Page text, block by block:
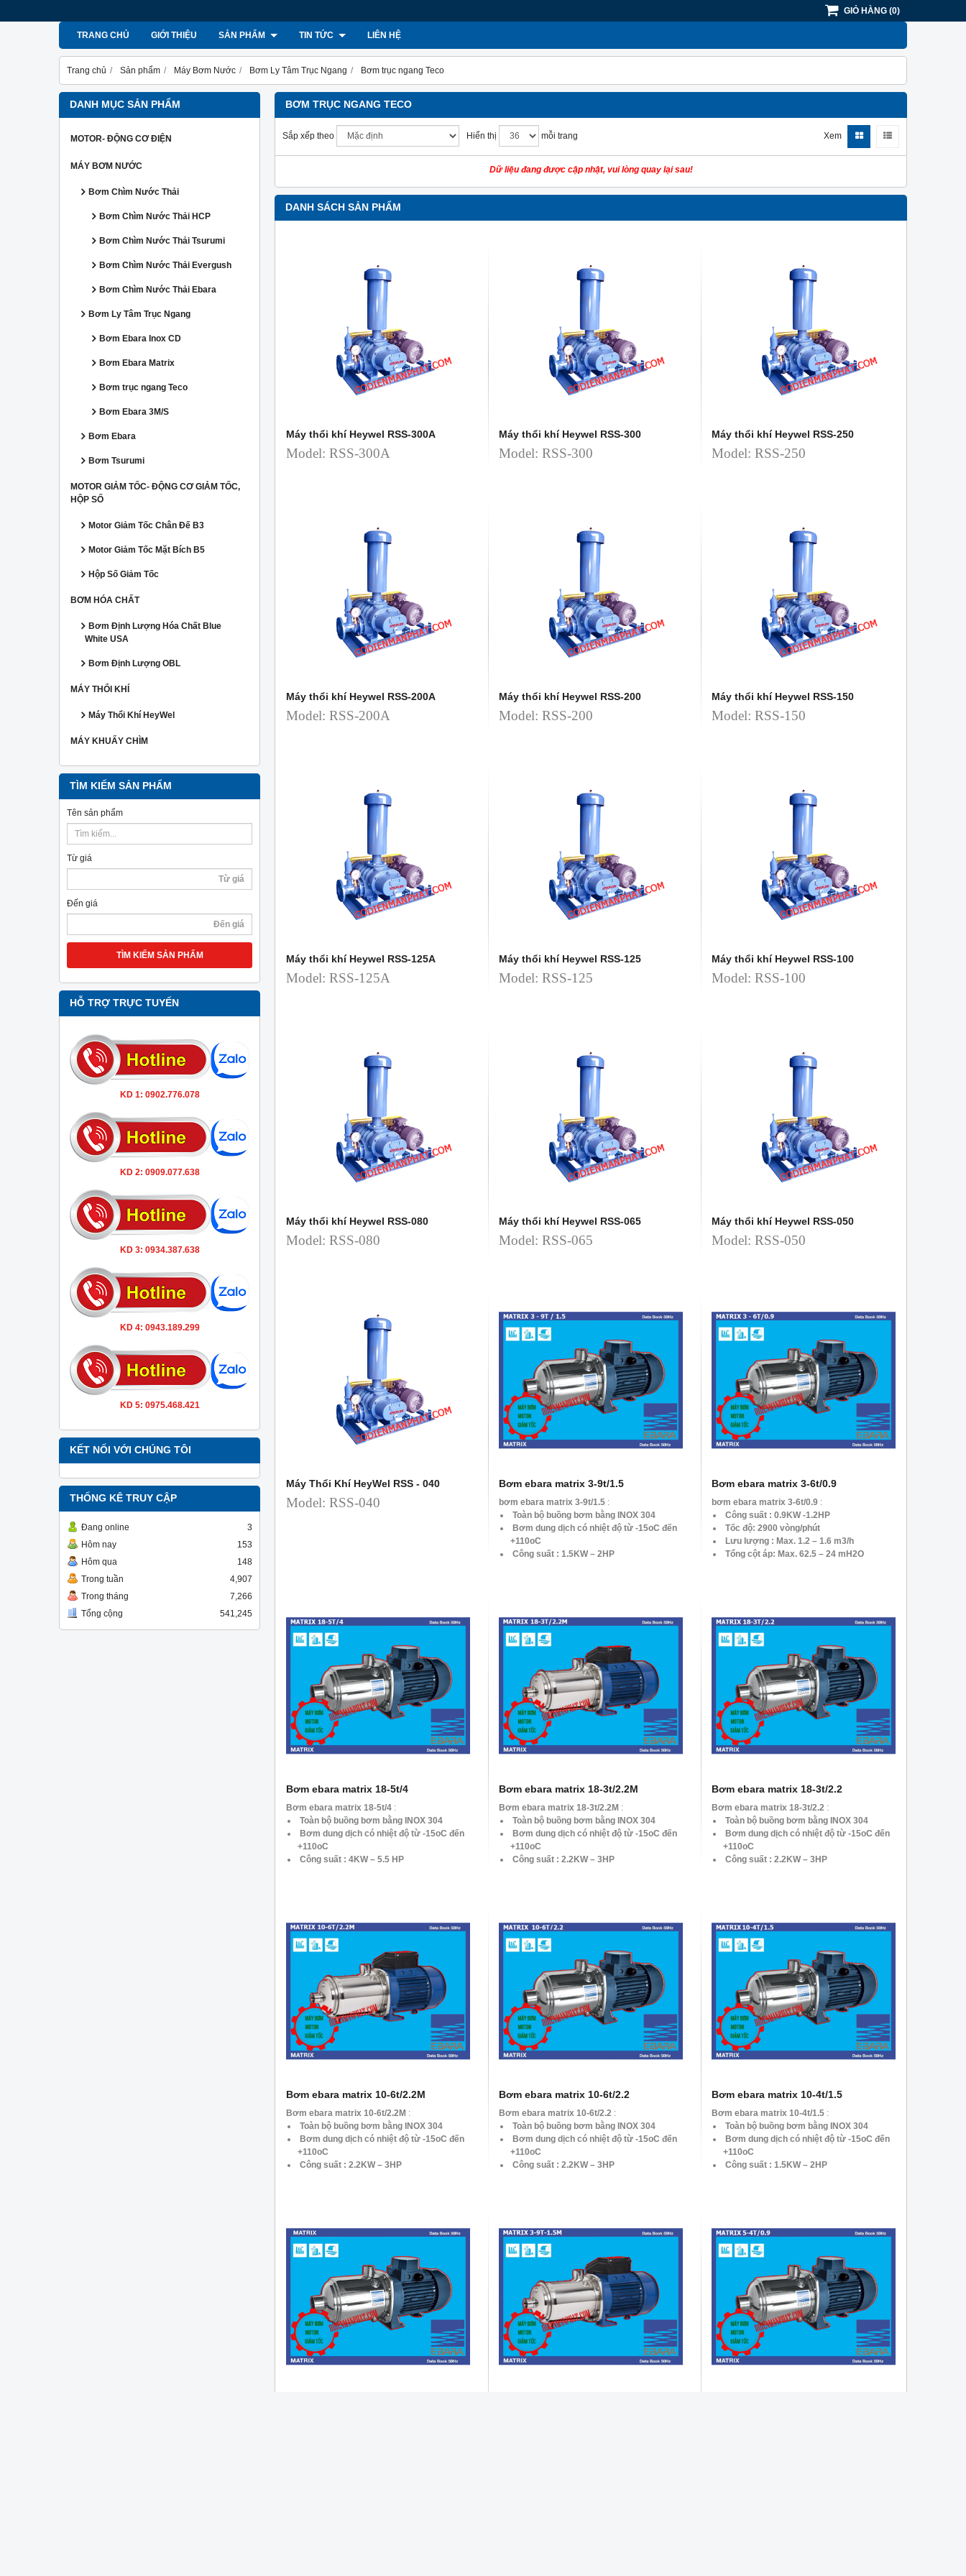
GIỎ HÀNG (0)
TRANG CHỦ GIỚI THIỆU SẢN PHẨM TIN TỨC LIÊN HỆ
Trang chủ Sản phẩm Máy Bơm Nước Bơm Ly Tâm Trục Ngang Bơm trục ngang Teco
DANH MỤC SẢN PHẨM
MOTOR- ĐỘNG CƠ ĐIỆN
MÁY BƠM NƯỚC
Bơm Chìm Nước Thải
Bơm Chìm Nước Thải HCP
Bơm Chìm Nước Thải Tsurumi
Bơm Chìm Nước Thải Evergush
Bơm Chìm Nước Thải Ebara
Bơm Ly Tâm Trục Ngang
Bơm Ebara Inox CD
Bơm Ebara Matrix
Bơm trục ngang Teco
Bơm Ebara 3M/S
Bơm Ebara
Bơm Tsurumi
MOTOR GIẢM TỐC- ĐỘNG CƠ GIẢM TỐC,
HỘP SỐ
Motor Giảm Tốc Chân Đế B3
Motor Giảm Tốc Mặt Bích B5
Hộp Số Giảm Tốc
BƠM HÓA CHẤT
Bơm Định Lượng Hóa Chất Blue
White USA
Bơm Định Lượng OBL
MÁY THỔI KHÍ
Máy Thổi Khí HeyWel
MÁY KHUẤY CHÌM
TÌM KIẾM SẢN PHẨM
Tên sản phẩm
Từ giá
Đến giá
TÌM KIẾM SẢN PHẨM
HỖ TRỢ TRỰC TUYẾN
KD 1: 0902.776.078
KD 2: 0909.077.638
KD 3: 0934.387.638
KD 4: 0943.189.299
KD 5: 0975.468.421
KẾT NỐI VỚI CHÚNG TÔI
THỐNG KÊ TRUY CẬP
Đang online
3
Hôm nay
153
Hôm qua
148
Trong tuần
4,907
Trong tháng
7,266
Tổng cộng
541,245
BƠM TRỤC NGANG TECO
Sắp xếp theo Hiển thị mỗi trang Xem
Dữ liệu đang được cập nhật, vui lòng quay lại sau!
DANH SÁCH SẢN PHẨM
Máy thổi khí Heywel RSS-300A
Model: RSS-300A
Máy thổi khí Heywel RSS-300
Model: RSS-300
Máy thổi khí Heywel RSS-250
Model: RSS-250
Máy thổi khí Heywel RSS-200A
Model: RSS-200A
Máy thổi khí Heywel RSS-200
Model: RSS-200
Máy thổi khí Heywel RSS-150
Model: RSS-150
Máy thổi khí Heywel RSS-125A
Model: RSS-125A
Máy thổi khí Heywel RSS-125
Model: RSS-125
Máy thổi khí Heywel RSS-100
Model: RSS-100
Máy thổi khí Heywel RSS-080
Model: RSS-080
Máy thổi khí Heywel RSS-065
Model: RSS-065
Máy thổi khí Heywel RSS-050
Model: RSS-050
Máy Thổi Khí HeyWel RSS - 040
Model: RSS-040
Bơm ebara matrix 3-9t/1.5
bơm ebara matrix 3-9t/1.5:
Toàn bộ buồng bơm bằng INOX 304
Bơm dung dịch có nhiệt độ từ -15oC đến
+110oC
Công suất : 1.5KW – 2HP
Bơm ebara matrix 3-6t/0.9
bơm ebara matrix 3-6t/0.9:
Công suất : 0.9KW -1.2HP
Tốc độ: 2900 vòng/phút
Lưu lượng : Max. 1.2 – 1.6 m3/h
Tổng cột áp: Max. 62.5 – 24 mH2O
Bơm ebara matrix 18-5t/4
Bơm ebara matrix 18-5t/4 :
Toàn bộ buồng bơm bằng INOX 304
Bơm dung dịch có nhiệt độ từ -15oC đến
+110oC
Công suất : 4KW – 5.5 HP
Bơm ebara matrix 18-3t/2.2M
Bơm ebara matrix 18-3t/2.2M :
Toàn bộ buồng bơm bằng INOX 304
Bơm dung dịch có nhiệt độ từ -15oC đến
+110oC
Công suất : 2.2KW – 3HP
Bơm ebara matrix 18-3t/2.2
Bơm ebara matrix 18-3t/2.2:
Toàn bộ buồng bơm bằng INOX 304
Bơm dung dịch có nhiệt độ từ -15oC đến
+110oC
Công suất : 2.2KW – 3HP
Bơm ebara matrix 10-6t/2.2M
Bơm ebara matrix 10-6t/2.2M :
Toàn bộ buồng bơm bằng INOX 304
Bơm dung dịch có nhiệt độ từ -15oC đến
+110oC
Công suất : 2.2KW – 3HP
Bơm ebara matrix 10-6t/2.2
Bơm ebara matrix 10-6t/2.2:
Toàn bộ buồng bơm bằng INOX 304
Bơm dung dịch có nhiệt độ từ -15oC đến
+110oC
Công suất : 2.2KW – 3HP
Bơm ebara matrix 10-4t/1.5
Bơm ebara matrix 10-4t/1.5:
Toàn bộ buồng bơm bằng INOX 304
Bơm dung dịch có nhiệt độ từ -15oC đến
+110oC
Công suất : 1.5KW – 2HP